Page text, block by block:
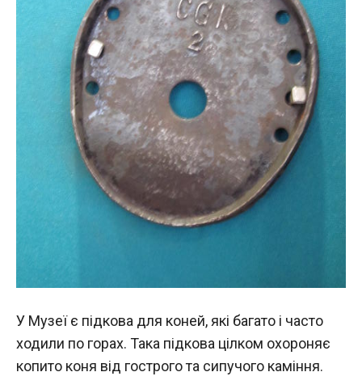
У Музеї є підкова для коней, які багато і часто
ходили по горах. Така підкова цілком охороняє
копито коня від гострого та сипучого каміння.